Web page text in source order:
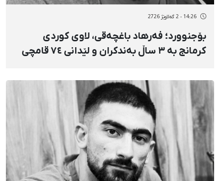
14:26 - 2 گەلاوێژ 2726
بۆجنوورد؛ فەرهاد باغچەقی، لاوی کوردی
کرمانج بە ۳ ساڵ بەندکران و لێدانی ٧٤ قامچی